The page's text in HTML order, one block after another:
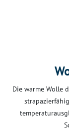
Die warme Wolle